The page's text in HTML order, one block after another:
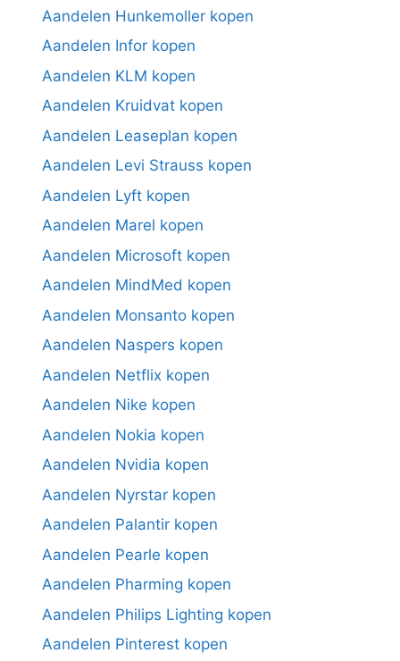
Aandelen Hunkemoller kopen
Aandelen Infor kopen
Aandelen KLM kopen
Aandelen Kruidvat kopen
Aandelen Leaseplan kopen
Aandelen Levi Strauss kopen
Aandelen Lyft kopen
Aandelen Marel kopen
Aandelen Microsoft kopen
Aandelen MindMed kopen
Aandelen Monsanto kopen
Aandelen Naspers kopen
Aandelen Netflix kopen
Aandelen Nike kopen
Aandelen Nokia kopen
Aandelen Nvidia kopen
Aandelen Nyrstar kopen
Aandelen Palantir kopen
Aandelen Pearle kopen
Aandelen Pharming kopen
Aandelen Philips Lighting kopen
Aandelen Pinterest kopen